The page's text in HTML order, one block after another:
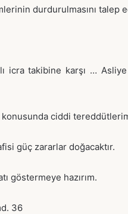
durdurulmasını talep
icra takibine karşı …
konusunda ciddi
güç zararlar doğacaktır.
göstermeye hazırım.
36